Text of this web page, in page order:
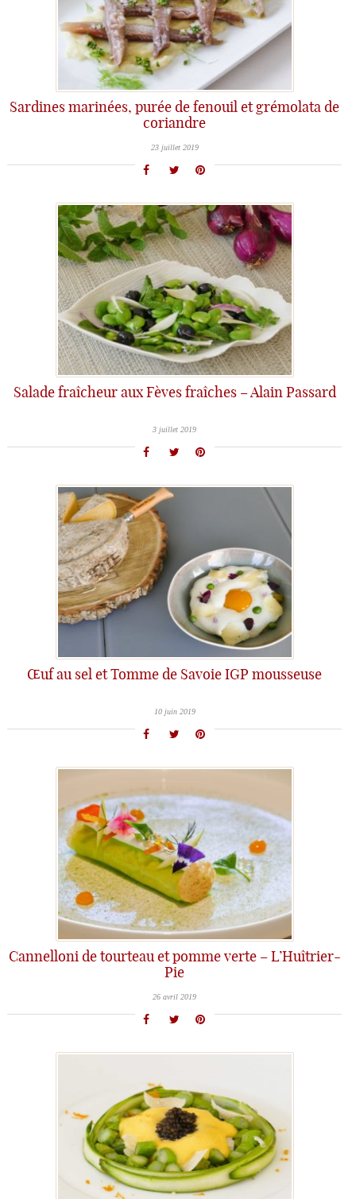
Sardines marinées, purée de fenouil et grémolata de
coriandre
23 juillet 2019
Salade fraîcheur aux Fèves fraîches – Alain Passard
3 juillet 2019
Œuf au sel et Tomme de Savoie IGP mousseuse
10 juin 2019
Cannelloni de tourteau et pomme verte – L’Huîtrier-
Pie
26 avril 2019